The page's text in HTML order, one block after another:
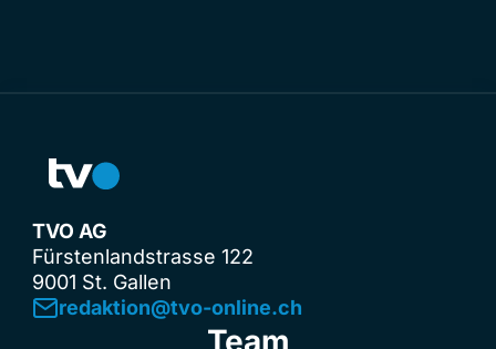
TVO AG
Fürstenlandstrasse 122
9001 St. Gallen
redaktion@tvo-online.ch
Team